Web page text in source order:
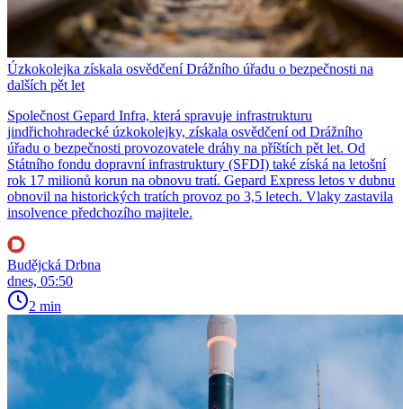
Úzkokolejka získala osvědčení Drážního úřadu o bezpečnosti na
dalších pět let
Společnost Gepard Infra, která spravuje infrastrukturu
jindřichohradecké úzkokolejky, získala osvědčení od Drážního
úřadu o bezpečnosti provozovatele dráhy na příštích pět let. Od
Státního fondu dopravní infrastruktury (SFDI) také získá na letošní
rok 17 milionů korun na obnovu tratí. Gepard Express letos v dubnu
obnovil na historických tratích provoz po 3,5 letech. Vlaky zastavila
insolvence předchozího majitele.
Budějcká Drbna
dnes, 05:50
2 min